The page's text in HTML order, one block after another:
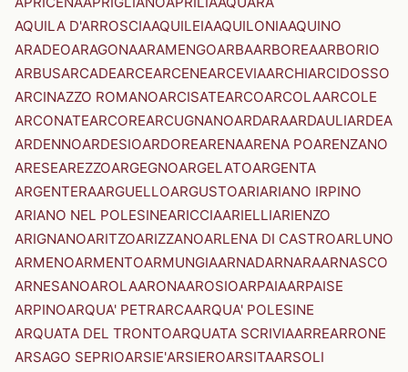
AQUILA D'ARROSCIAAQUILEIAAQUILONIAAQUINO
ARADEOARAGONAARAMENGOARBAARBOREAARBORIO
ARBUSARCADEARCEARCENEARCEVIAARCHIARCIDOSSO
ARCINAZZO ROMANOARCISATEARCOARCOLAARCOLE
ARCONATEARCOREARCUGNANOARDARAARDAULIARDEA
ARDENNOARDESIOARDOREARENAARENA POARENZANO
ARESEAREZZOARGEGNOARGELATOARGENTA
ARGENTERAARGUELLOARGUSTOARIARIANO IRPINO
ARIANO NEL POLESINEARICCIAARIELLIARIENZO
ARIGNANOARITZOARIZZANOARLENA DI CASTROARLUNO
ARMENOARMENTOARMUNGIAARNADARNARAARNASCO
ARNESANOAROLAARONAAROSIOARPAIAARPAISE
ARPINOARQUA' PETRARCAARQUA' POLESINE
ARQUATA DEL TRONTOARQUATA SCRIVIAARREARRONE
ARSAGO SEPRIOARSIE'ARSIEROARSITAARSOLI